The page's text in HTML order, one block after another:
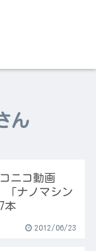
ん
ニコ動画
「ナノマシン
本
2012/06/23